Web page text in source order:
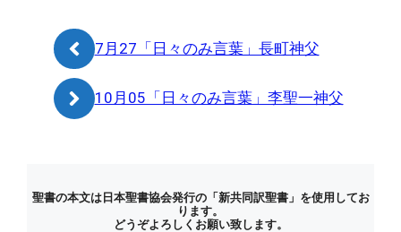
7月27「日々のみ言葉」長町神父
10月05「日々のみ言葉」李聖一神父
聖書の本文は日本聖書協会発行の「新共同訳聖書」を使用してお
ります。
どうぞよろしくお願い致します。